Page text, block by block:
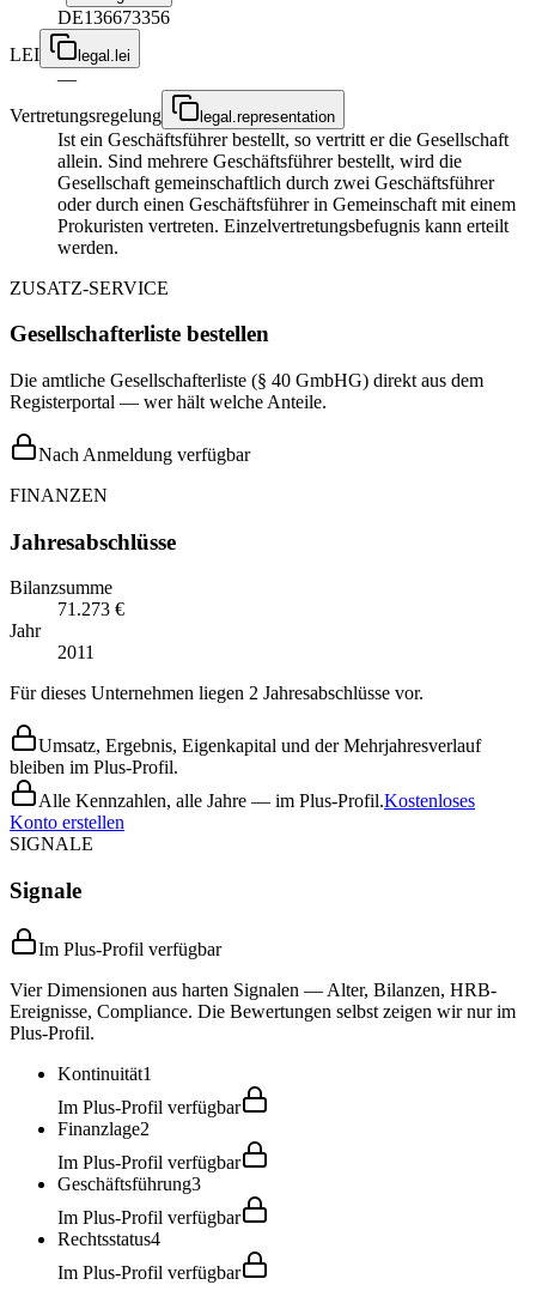
DE136673356
LEI
legal.lei
—
Vertretungsregelung
legal.representation
Ist ein Geschäftsführer bestellt, so vertritt er die Gesellschaft
allein. Sind mehrere Geschäftsführer bestellt, wird die
Gesellschaft gemeinschaftlich durch zwei Geschäftsführer
oder durch einen Geschäftsführer in Gemeinschaft mit einem
Prokuristen vertreten. Einzelvertretungsbefugnis kann erteilt
werden.
ZUSATZ-SERVICE
Gesellschafterliste bestellen
Die amtliche Gesellschafterliste (§ 40 GmbHG) direkt aus dem
Registerportal — wer hält welche Anteile.
Nach Anmeldung verfügbar
FINANZEN
Jahresabschlüsse
Bilanzsumme
71.273 €
Jahr
2011
Für dieses Unternehmen liegen 2 Jahresabschlüsse vor.
Umsatz, Ergebnis, Eigenkapital und der Mehrjahresverlauf
bleiben im Plus-Profil.
Alle Kennzahlen, alle Jahre — im Plus-Profil.Kostenloses
Konto erstellen
SIGNALE
Signale
Im Plus-Profil verfügbar
Vier Dimensionen aus harten Signalen — Alter, Bilanzen, HRB-
Ereignisse, Compliance. Die Bewertungen selbst zeigen wir nur im
Plus-Profil.
Kontinuität1
Im Plus-Profil verfügbar
Finanzlage2
Im Plus-Profil verfügbar
Geschäftsführung3
Im Plus-Profil verfügbar
Rechtsstatus4
Im Plus-Profil verfügbar